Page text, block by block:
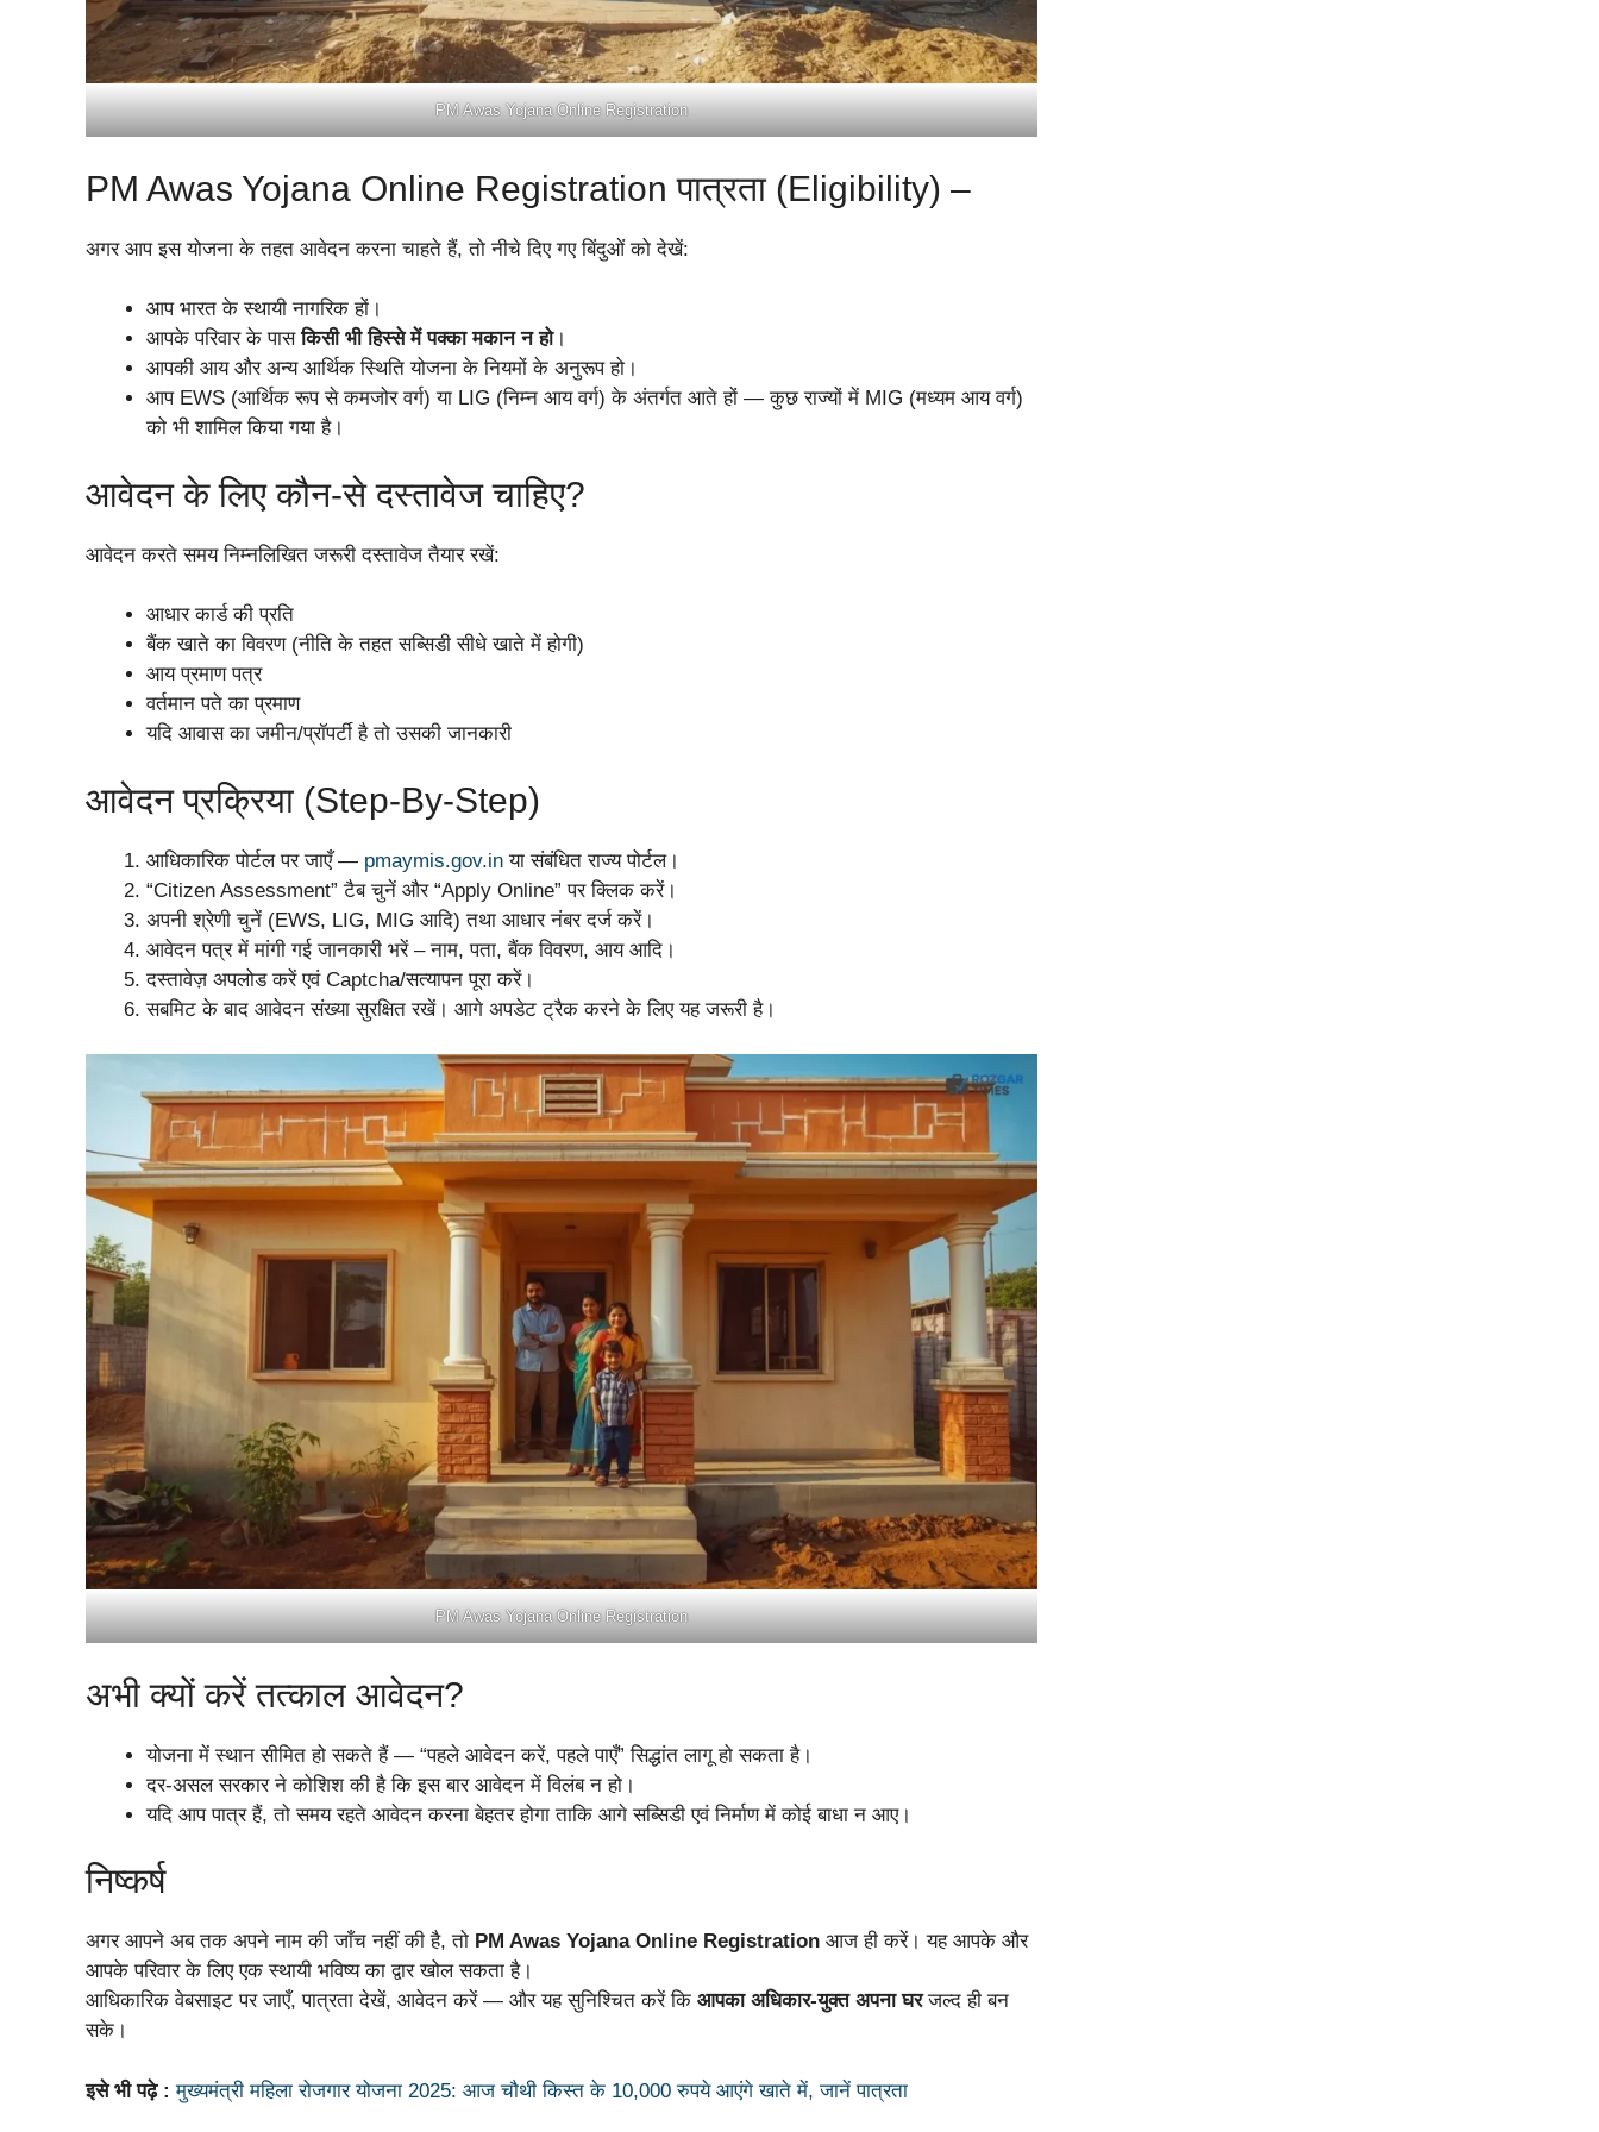
PM Awas Yojana Online Registration
PM Awas Yojana Online Registration पात्रता (Eligibility) –
अगर आप इस योजना के तहत आवेदन करना चाहते हैं, तो नीचे दिए गए बिंदुओं को देखें:
आप भारत के स्थायी नागरिक हों।
आपके परिवार के पासकिसी भी हिस्से में पक्का मकान न हो।
आपकी आय और अन्य आर्थिक स्थिति योजना के नियमों के अनुरूप हो।
आप EWS (आर्थिक रूप से कमजोर वर्ग) या LIG (निम्न आय वर्ग) के अंतर्गत आते हों — कुछ राज्यों में MIG (मध्यम आय वर्ग)
को भी शामिल किया गया है।
आवेदन के लिए कौन-से दस्तावेज चाहिए?
आवेदन करते समय निम्नलिखित जरूरी दस्तावेज तैयार रखें:
आधार कार्ड की प्रति
बैंक खाते का विवरण (नीति के तहत सब्सिडी सीधे खाते में होगी)
आय प्रमाण पत्र
वर्तमान पते का प्रमाण
यदि आवास का जमीन/प्रॉपर्टी है तो उसकी जानकारी
आवेदन प्रक्रिया (Step-By-Step)
आधिकारिक पोर्टल पर जाएँ — pmaymis.gov.in या संबंधित राज्य पोर्टल।
“Citizen Assessment” टैब चुनें और “Apply Online” पर क्लिक करें।
अपनी श्रेणी चुनें (EWS, LIG, MIG आदि) तथा आधार नंबर दर्ज करें।
आवेदन पत्र में मांगी गई जानकारी भरें – नाम, पता, बैंक विवरण, आय आदि।
दस्तावेज़ अपलोड करें एवं Captcha/सत्यापन पूरा करें।
सबमिट के बाद आवेदन संख्या सुरक्षित रखें। आगे अपडेट ट्रैक करने के लिए यह जरूरी है।
PM Awas Yojana Online Registration
अभी क्यों करें तत्काल आवेदन?
योजना में स्थान सीमित हो सकते हैं — “पहले आवेदन करें, पहले पाएँ” सिद्धांत लागू हो सकता है।
दर-असल सरकार ने कोशिश की है कि इस बार आवेदन में विलंब न हो।
यदि आप पात्र हैं, तो समय रहते आवेदन करना बेहतर होगा ताकि आगे सब्सिडी एवं निर्माण में कोई बाधा न आए।
निष्कर्ष
अगर आपने अब तक अपने नाम की जाँच नहीं की है, तो PM Awas Yojana Online Registration आज ही करें। यह आपके और
आपके परिवार के लिए एक स्थायी भविष्य का द्वार खोल सकता है।
आधिकारिक वेबसाइट पर जाएँ, पात्रता देखें, आवेदन करें — और यह सुनिश्चित करें कि आपका अधिकार-युक्त अपना घरजल्द ही बन
सके।
इसे भी पढ़े : मुख्यमंत्री महिला रोजगार योजना 2025: आज चौथी किस्त के 10,000 रुपये आएंगे खाते में, जानें पात्रता